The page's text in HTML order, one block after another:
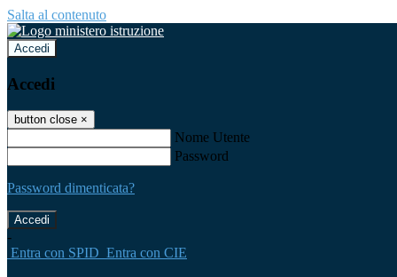
Salta al contenuto
Accedi
Accedi
button close ×
Nome Utente
Password
Password dimenticata?
-
Entra con SPID Entra con CIE